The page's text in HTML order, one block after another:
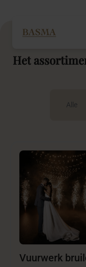
Decoratie
Over BASMA
Contact
Het
Alle
Vuurwerk